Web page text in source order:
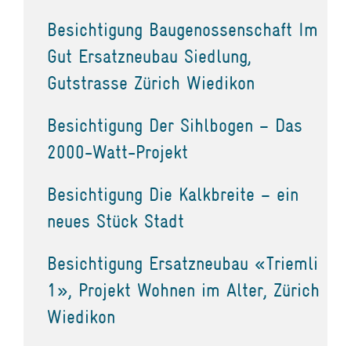
Besichtigung Baugenossenschaft Im
Gut Ersatzneubau Siedlung,
Gutstrasse Zürich Wiedikon
Besichtigung Der Sihlbogen – Das
2000-Watt-Projekt
Besichtigung Die Kalkbreite – ein
neues Stück Stadt
Besichtigung Ersatzneubau «Triemli
1», Projekt Wohnen im Alter, Zürich
Wiedikon